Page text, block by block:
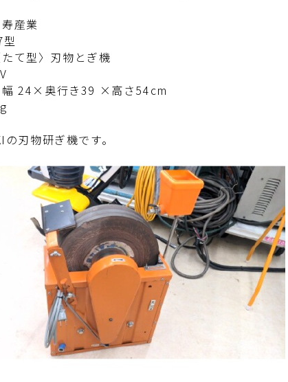
産業
て型〉刃物とぎ機
幅 24×奥行き39 ×高さ54cm
刃物研ぎ機です。